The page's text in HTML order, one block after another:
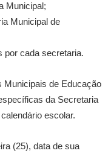
Municipal;
Municipal de
por cada secretaria.
de Educação
da Secretaria
escolar.
(25), data de sua